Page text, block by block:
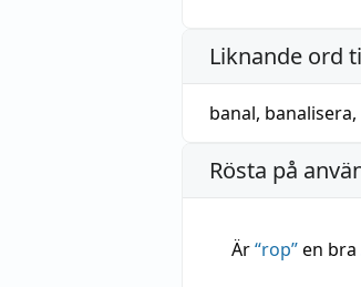
Liknande ord
banal, banalisera,
Rösta på
Är“rop”en bra